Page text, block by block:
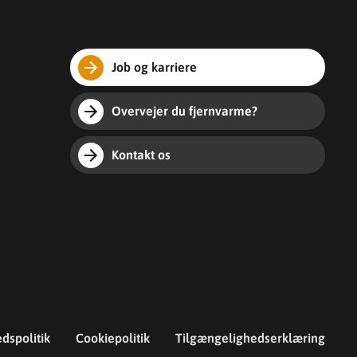
Job og karriere
Overvejer du fjernvarme?
Kontakt os
Cookiepolitik Tilgængelighedserklæring